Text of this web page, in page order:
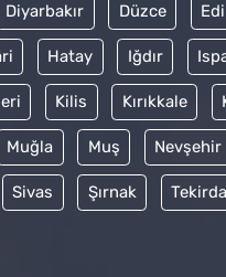
Diyarbakır Düzce
Hatay Iğdır
Kilis Kırıkkale
Muğla Muş Nevşehir
Sivas Şırnak